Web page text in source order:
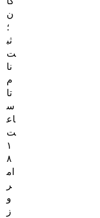
ن
؛
ثب
ت‌
نا
م
تا
س
اع
ت
۱
۸
ام
ر
و
ز